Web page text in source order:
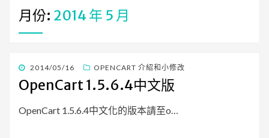
月份: 2014 年 5 月
發
佈
日
2014/05/16 OPENCART 介紹和小修改
OpenCart 1.5.6.4中文版
OpenCart 1.5.6.4中文化的版本請至o…